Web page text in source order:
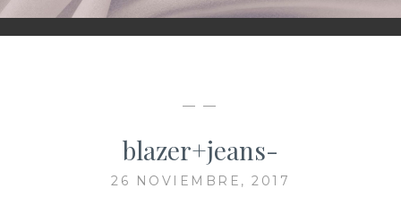
— —
blazer+jeans-
26 NOVIEMBRE, 2017